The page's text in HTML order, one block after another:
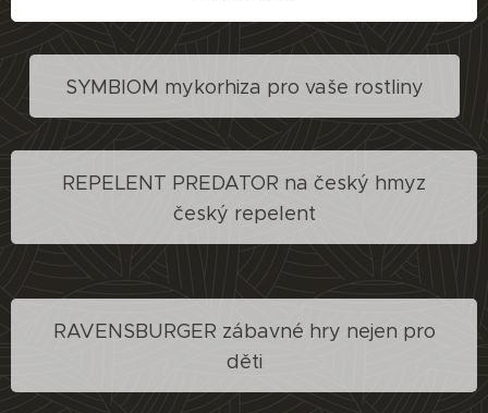
SYMBIOM mykorhiza pro vaše rostliny
REPELENT PREDATOR na český hmyz
český repelent
RAVENSBURGER zábavné hry nejen pro
děti